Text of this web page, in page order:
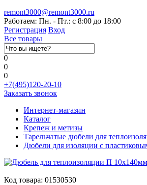
remont3000@remont3000.ru
Работаем: Пн. - Пт.: с 8:00 до 18:00
Регистрация Вход
Все товары
0
0
0
+7(495)120-20-10
Заказать звонок
Интернет-магазин
Каталог
Крепеж и метизы
Тарельчатые дюбели для
Дюбели для изоляции с
Код товара: 01530530